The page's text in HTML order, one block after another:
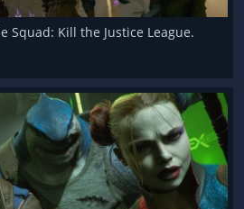
Squad: Kill the Justice League.